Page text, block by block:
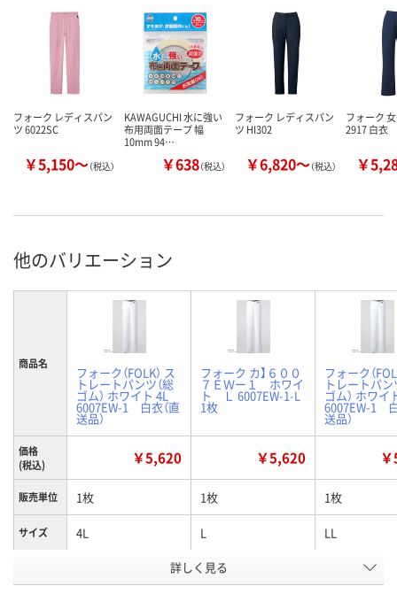
フォーク レディスパン
ツ 6022SC
￥5,150～（税込）
KAWAGUCHI 水に強い
布用両面テープ 幅
10mm 94…
￥638（税込）
フォーク レディスパン
ツ HI302
￥6,820～（税込）
フォーク
2917 白衣
￥
他のバリエーション
商品名
フォーク（FOLK） ス
トレートパンツ（総
ゴム） ホワイト 4L
6007EW-1 白衣（直
送品）
フォーク カ】６００
７ＥＷー１ ホワイ
ト Ｌ 6007EW-1-L
1枚
フォーク（
トレートパン
ゴム） ホワイ
6007EW-1 白
送品）
価格
(税込)
￥5,620 ￥5,620
販売単位 1枚 1枚 1枚
サイズ 4L L LL
4016887 4016896
詳しく見る